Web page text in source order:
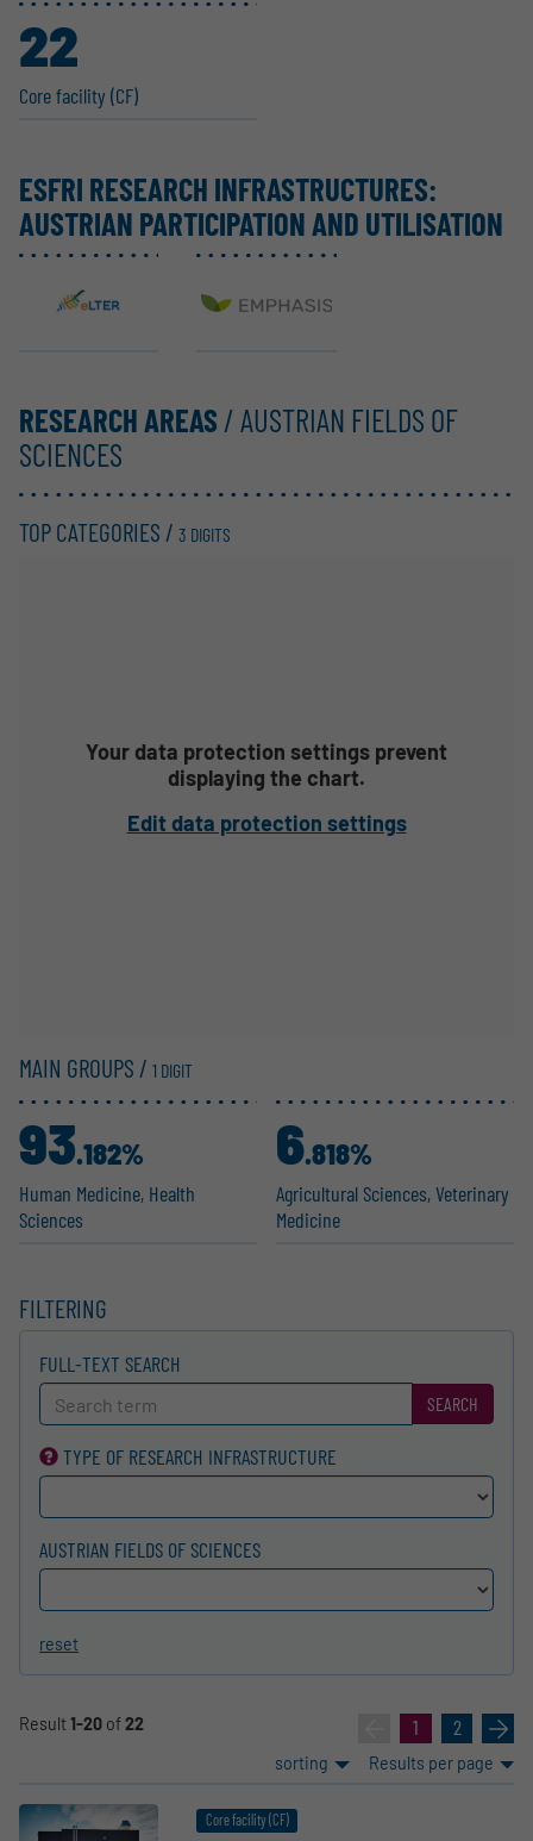
Core facility (CF)
22
ESFRI RESEARCH INFRAS­TRUC­TURES:
AUSTRIAN PARTI­CI­PATION AND UTILI­SATION
RESEARCH AREAS / AUSTRIAN FIELDS OF
SCIENCES
TOP CATEGORIES / 3 DIGITS
Your data protection settings prevent
displaying the chart.
Edit data protection settings
MAIN GROUPS / 1 DIGIT
Human Medicine, Health
Sciences
93.182%
Agricul­tural Sciences, Veterinary
Medicine
6.818%
FILTERING
FULL-TEXT SEARCH
SEARCH
TYPE OF RESEARCH INFRA­STRUCTURE
AUSTRIAN FIELDS OF SCIENCES
reset
Result1-20 of22 1 2 »
sorting Results per page
Core facility (CF)